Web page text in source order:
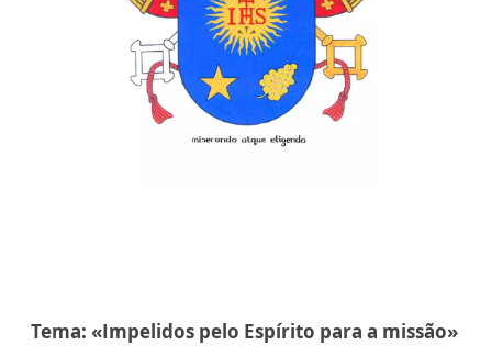
Tema: «Impelidos pelo Espírito para a missão»